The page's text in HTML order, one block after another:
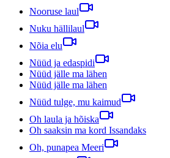
Nooruse laul
Nuku hällilaul
Nõia elu
Nüüd ja edaspidi
Nüüd jälle ma lähen
Nüüd jälle ma lähen
Nüüd tulge, mu kaimud
Oh laula ja hõiska
Oh saaksin ma kord Issandaks
Oh, punapea Meeri